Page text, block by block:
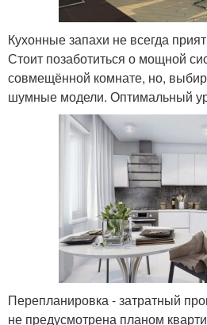
Кухонные запахи не всегда
Стоит позаботиться о мощной
совмещённой комнате, но,
шумные модели. Оптимальный
Перепланировка - затратный
не предусмотрена планом